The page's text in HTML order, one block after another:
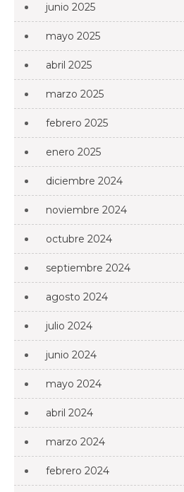
junio 2025
mayo 2025
abril 2025
marzo 2025
febrero 2025
enero 2025
diciembre 2024
noviembre 2024
octubre 2024
septiembre 2024
agosto 2024
julio 2024
junio 2024
mayo 2024
abril 2024
marzo 2024
febrero 2024